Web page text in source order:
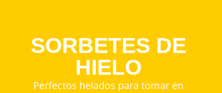
SORBETES DE
HIELO
Perfectos helados para tomar en